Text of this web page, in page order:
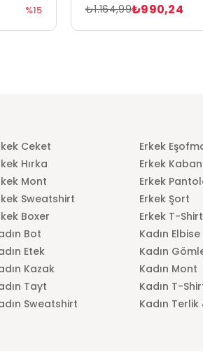
%15 ₺990,24
₺1.164,99
Ceket
Erkek
Hırka
Erkek Kaban
Mont
Erkek
Sweatshirt
Erkek Şort
Boxer
Erkek T-Shirt
Bot
Kadın Elbise
Etek
Kadın
Kazak
Kadın Mont
Tayt
Kadın T-
Sweatshirt Kadın